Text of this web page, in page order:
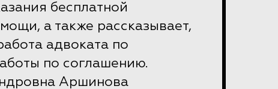
бесплатной
а также рассказывает,
адвоката по
по соглашению.
Аршинова